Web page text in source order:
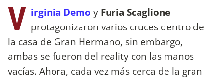
V irginia Demo y Furia Scaglione
protagonizaron varios cruces dentro de
la casa de Gran Hermano, sin embargo,
ambas se fueron del reality con las manos
vacías. Ahora, cada vez más cerca de la gran